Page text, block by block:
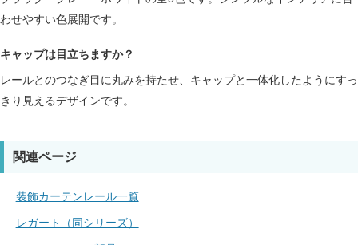
わせやすい色展開です。
キャップは目立ちますか？
レールとのつなぎ目に丸みを持たせ、キャップと一体化したようにすっ
きり見えるデザインです。
関連ページ
装飾カーテンレール一覧
レガート（同シリーズ）